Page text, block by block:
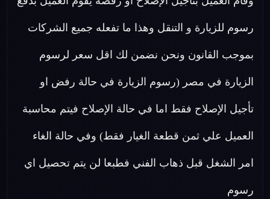
رسوم للزيارة و التنقل وهذا ما تفعله جميع الشركات
بموجب القانون ونحن نضمن لك اقل سعر لرسوم
الزيارة في مصر (رسوم الزيارة في حالة رفض او
تأجيل الإصلاح فقط اما في حالة الإصلاح فيتم محاسبة
العميل علي ثمن قطعة الغيار فقط) وفي حالة الغاء
امر الشغل قبل ذهاب الفني فطبعا لن يتم تحصيل اي
رسوم